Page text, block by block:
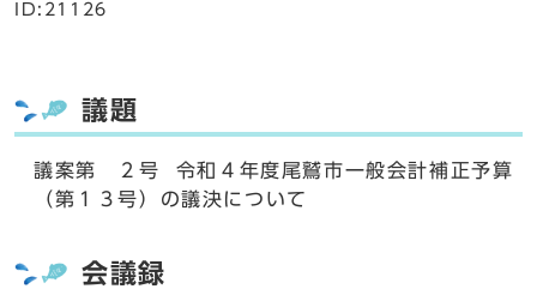
ID:21126
議題
議案第 ２号 令和４年度尾鷲市一般会計補正予算
（第１３号）の議決について
会議録